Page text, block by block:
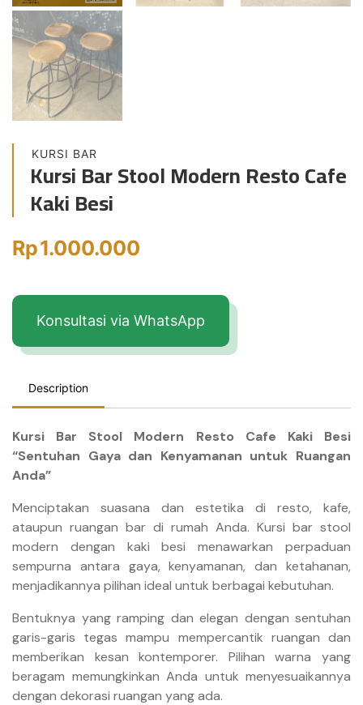
KURSI BAR
Kursi Bar Stool Modern Resto Cafe
Kaki Besi
Rp1.000.000
Konsultasi via WhatsApp
Description
Kursi Bar Stool Modern Resto Cafe Kaki Besi
“Sentuhan Gaya dan Kenyamanan untuk Ruangan
Anda”
Menciptakan suasana dan estetika di resto, kafe,
ataupun ruangan bar di rumah Anda. Kursi bar stool
modern dengan kaki besi menawarkan perpaduan
sempurna antara gaya, kenyamanan, dan ketahanan,
menjadikannya pilihan ideal untuk berbagai kebutuhan.
Bentuknya yang ramping dan elegan dengan sentuhan
garis-garis tegas mampu mempercantik ruangan dan
memberikan kesan kontemporer. Pilihan warna yang
beragam memungkinkan Anda untuk menyesuaikannya
dengan dekorasi ruangan yang ada.